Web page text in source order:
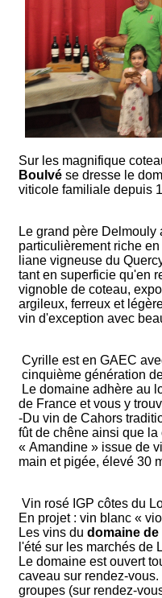
Sur les magnifique
Boulvé se dresse le
viticole familiale depuis
Le grand père Delmouly
particulièrement riche
liane vigneuse du
tant en superficie qu'en
vignoble de coteau,
argileux, ferreux et
vin d'exception avec
Cyrille est en GAEC
cinquième génération
Le domaine adhère au
de France et vous y
-Du vin de Cahors
fût de chêne ainsi que
« Amandine » issue de
main et pigée, élevé 30
Vin rosé IGP côtes du
En projet : vin blanc «
Les vins du domaine
l'été sur les marchés de
Le domaine est ouvert
caveau sur rendez-
groupes (sur rendez-